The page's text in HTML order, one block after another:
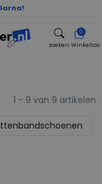
zoeken
0
Winkeltas
1 - 9 van 9 artikelen